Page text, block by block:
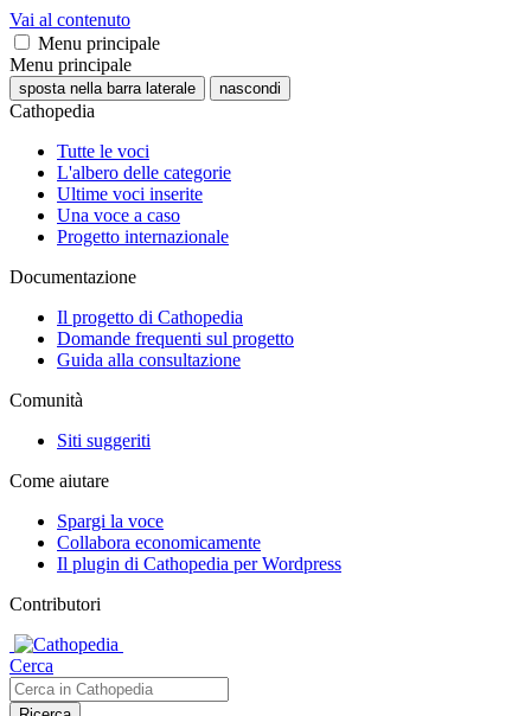
Vai al contenuto
Menu principale
Menu principale
sposta nella barra laterale nascondi
Cathopedia
Tutte le voci
L'albero delle categorie
Ultime voci inserite
Una voce a caso
Progetto internazionale
Documentazione
Il progetto di Cathopedia
Domande frequenti sul progetto
Guida alla consultazione
Comunità
Siti suggeriti
Come aiutare
Spargi la voce
Collabora economicamente
Il plugin di Cathopedia per Wordpress
Contributori
Cerca